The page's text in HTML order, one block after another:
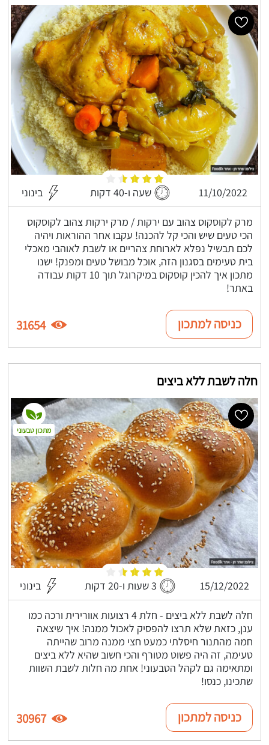
11/10/2022 שעה ו-40 דקות בינוני
מרק לקוסקוס צהוב עם ירקות / מרק ירקות צהוב לקוסקוס
הכי טעים שיש והכי קל להכנה! עקבו אחר ההוראות ויהיה
לכם תבשיל נפלא לארוחת צהריים או לשבת לאוהבי מאכלי
בית טעימים בסגנון הזה, אוכל מבושל טעים ומפנק! ישנו
מתכון איך להכין קוסקוס במיקרוגל תוך 10 דקות עבודה
באתר!
כניסה למתכון 31654
חלה לשבת ללא ביצים
15/12/2022 3 שעות ו-20 דקות בינוני
חלה לשבת ללא ביצים - חלת 4 רצועות אוורירית ורכה כמו
ענן, כזאת שלא תרצו להפסיק לאכול ממנה! איך שיצאה
חמה מהתנור חיסלתי כמעט חצי ממנה מרוב שהייתה
טעימה, זה היה פשוט מטורף והכי חשוב שהיא ללא ביצים
ומתאימה גם לקהל הטבעוני! אחת מה חלות לשבת השוות
שתכינו, כנסו!
מתכון טבעוני
כניסה למתכון 30967